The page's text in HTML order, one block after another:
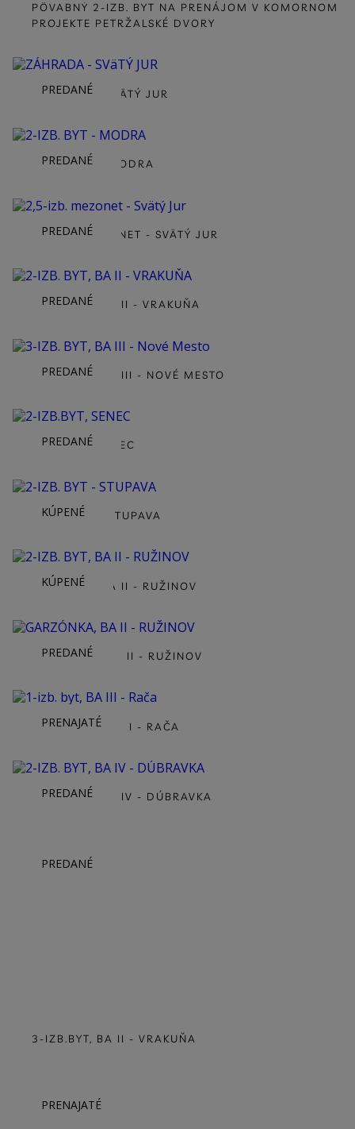
PÔVABNÝ 2-IZB. BYT NA PRENÁJOM V KOMORNOM
PROJEKTE PETRŽALSKÉ DVORY
ZÁHRADA - SVÄTÝ JUR
PREDANÉ
2-IZB. BYT - MODRA
PREDANÉ
2,5-IZB. MEZONET - SVÄTÝ JUR
PREDANÉ
2-IZB. BYT, BA II - VRAKUŇA
PREDANÉ
3-IZB. BYT, BA III - NOVÉ MESTO
PREDANÉ
2-IZB.BYT, SENEC
PREDANÉ
2-IZB. BYT - STUPAVA
KÚPENÉ
2-IZB. BYT, BA II - RUŽINOV
KÚPENÉ
GARZÓNKA, BA II - RUŽINOV
PREDANÉ
1-IZB. BYT, BA III - RAČA
PRENAJATÉ
2-IZB. BYT, BA IV - DÚBRAVKA
PREDANÉ
3-IZB.BYT, BA II - VRAKUŇA
PREDANÉ
3-IZB.BYT, BA II - PRIEVOZ
PRENAJATÉ